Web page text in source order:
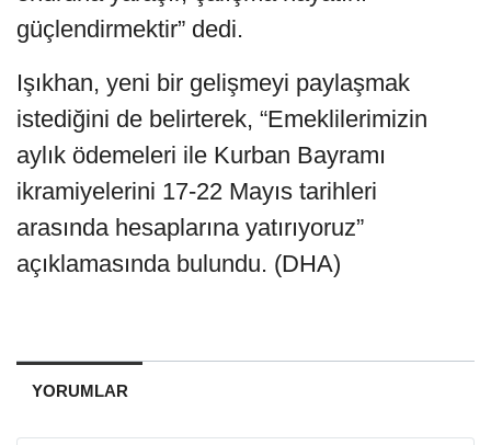
güçlendirmektir” dedi.
Işıkhan, yeni bir gelişmeyi paylaşmak
istediğini de belirterek, “Emeklilerimizin
aylık ödemeleri ile Kurban Bayramı
ikramiyelerini 17-22 Mayıs tarihleri
arasında hesaplarına yatırıyoruz”
açıklamasında bulundu. (DHA)
YORUMLAR